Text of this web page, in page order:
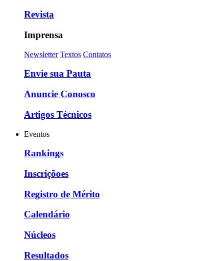
Revista
Imprensa
Newsletter Textos Contatos
Envie sua Pauta
Anuncie Conosco
Artigos Técnicos
Eventos
Rankings
Inscriçõoes
Registro de Mérito
Calendário
Núcleos
Resultados